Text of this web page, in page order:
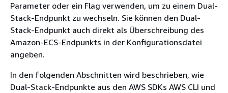
Parameter oder ein Flag verwenden, um zu einem Dual-
Stack-Endpunkt zu wechseln. Sie können den Dual-
Stack-Endpunkt auch direkt als Überschreibung des
Amazon-ECS-Endpunkts in der Konfigurationsdatei
angeben.
In den folgenden Abschnitten wird beschrieben, wie
Dual-Stack-Endpunkte aus den AWS SDKs AWS CLI und